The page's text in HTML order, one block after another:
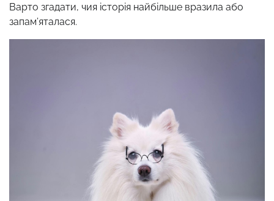
Варто згадати, чия історія найбільше вразила або
запам’яталася.